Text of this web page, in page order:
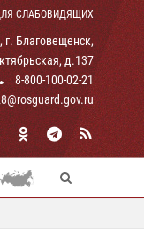
СЛАБОВИДЯЩИХ
г. Благовещенск,
д.137
8-800-100-02-21